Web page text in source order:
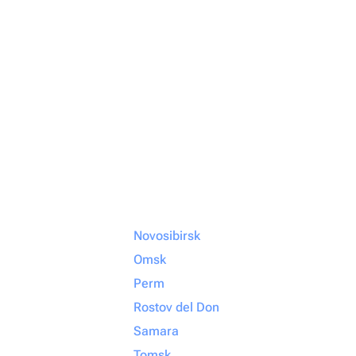
Novosibirsk
Omsk
Perm
Rostov del Don
Samara